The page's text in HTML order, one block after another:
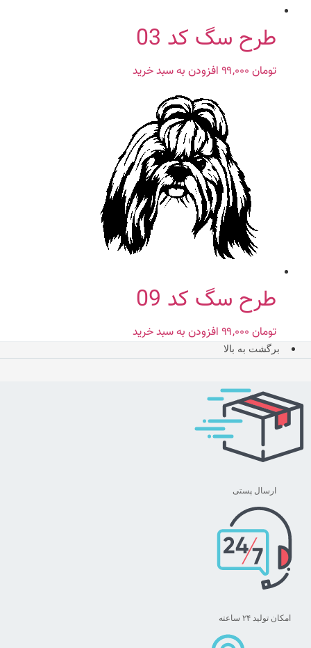
طرح سگ کد 03
تومان افزودن به سبد خرید
طرح سگ کد 09
تومان افزودن به سبد خرید
برگشت به بالا
ارسال پستی
امکان تولید ۲۴ ساعته